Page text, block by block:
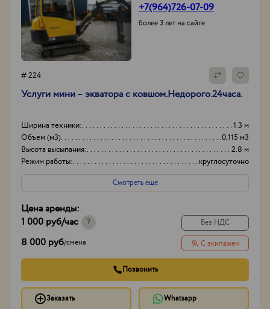
+7(964)726-07-09
более 3 лет на сайте
# 224
Услуги мини – экватора с ковшом.Недорого.24часа.
Ширина техники:
1.3 м
Объем (м3)
0,115 м3
Высота высыпания:
2.8 м
Режим работы:
круглосуточно
Смотреть еще
Цена аренды:
1 000 руб/час ?
8 000 руб/смена
Без НДС
С экипажем
Позвонить
Заказать Whatsapp